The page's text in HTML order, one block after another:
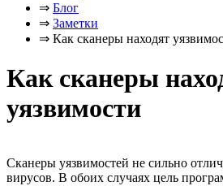
⇒ Блог
⇒ Заметки
⇒ Как сканеры находят
Как сканеры
уязвимости
Сканеры уязвимостей не сильно
вирусов. В обоих случаях цель